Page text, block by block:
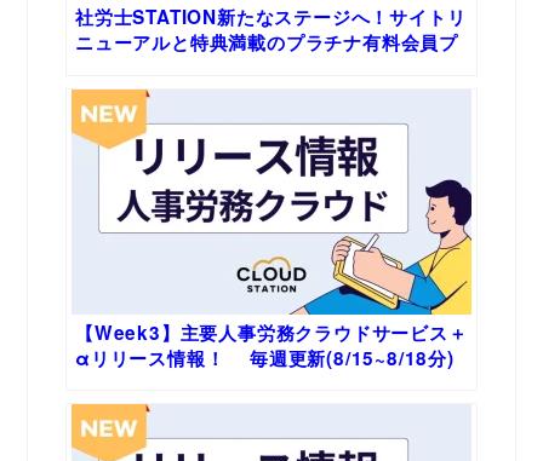
社労士STATION新たなステージへ！サイトリ
ニューアルと特典満載のプラチナ有料会員プ
【Week3】主要人事労務クラウドサービス＋
αリリース情報！ 毎週更新(8/15~8/18分)